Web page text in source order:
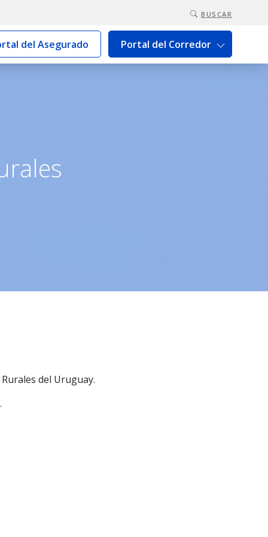
BUSCAR
del Asegurado Portal del Corredor
del Uruguay.